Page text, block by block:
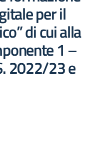
per il
di cui alla
1 –
2022/23 e